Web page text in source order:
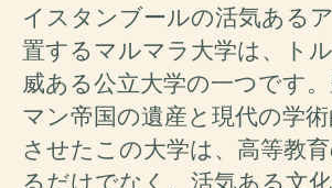
イスタンブールの活気ある
置するマルマラ大学は、ト
威ある公立大学の一つです
マン帝国の遺産と現代の学
させたこの大学は、高等教